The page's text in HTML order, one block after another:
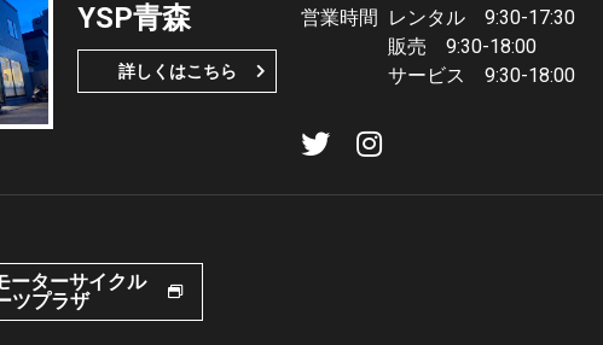
YSP青森
詳しくはこちら
営業時間 レンタル 9:30-17:30
販売 9:30-18:00
サービス 9:30-18:00
ーターサイクル
ツプラザ